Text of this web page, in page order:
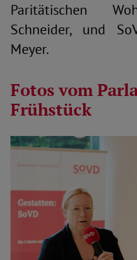
Paritätischen
Schneider, und
Meyer.
Fotos vom
Frühstück